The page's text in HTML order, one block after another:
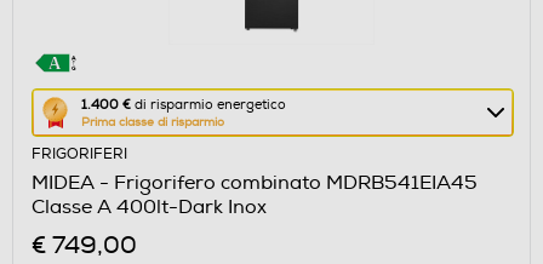
1.400 € di risparmio energetico
Prima classe di risparmio
Questa
azione
aprirà
il
Calcolatore
di
FRIGORIFERI
MIDEA - Frigorifero combinato MDRB541EIA45
Classe A 400lt-Dark Inox
€ 749,00